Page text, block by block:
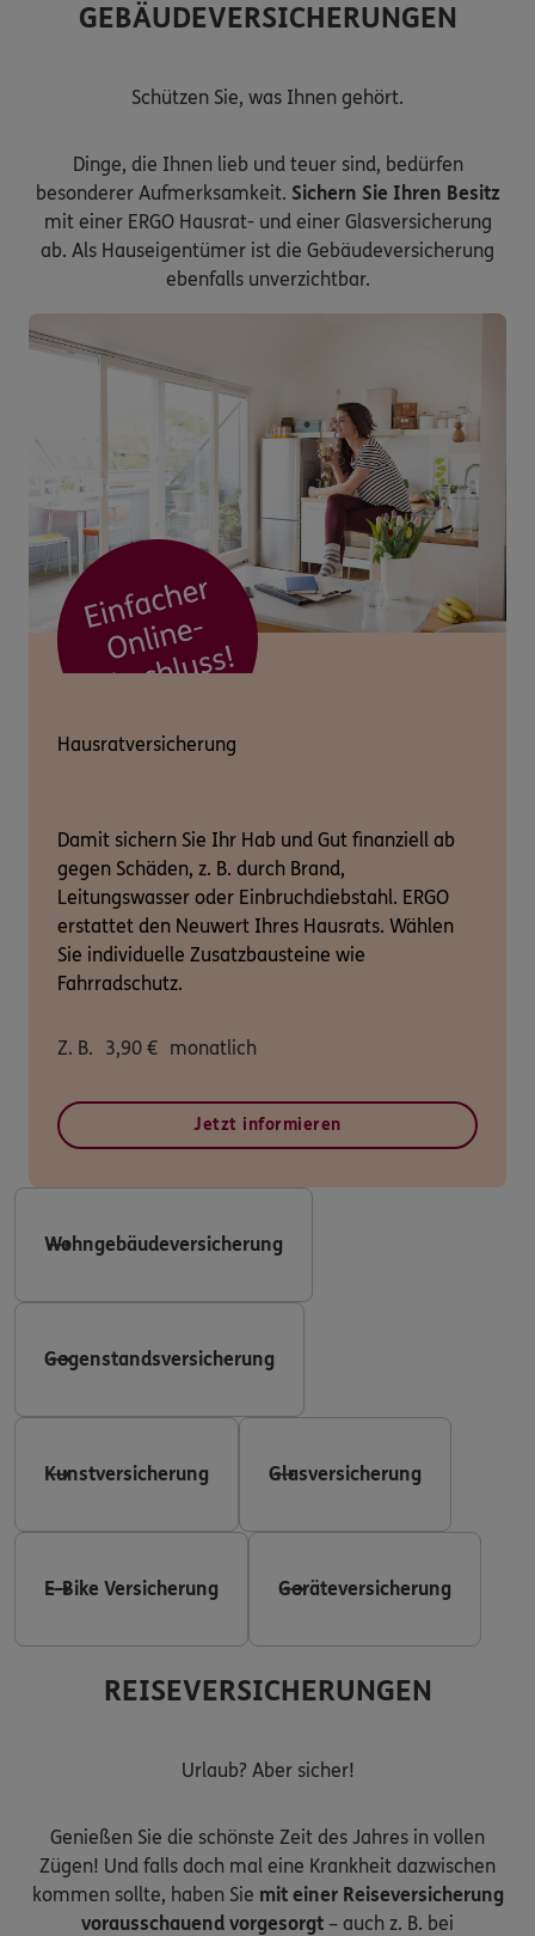
GEBÄUDEVERSICHERUNGEN
Schützen Sie, was Ihnen gehört.
Dinge, die Ihnen lieb und teuer sind, bedürfen
besonderer Aufmerksamkeit. Sichern Sie Ihren Besitz
mit einer ERGO Hausrat- und einer Glasversicherung
ab. Als Hauseigentümer ist die Gebäudeversicherung
ebenfalls unverzichtbar.
Hausratversicherung
Damit sichern Sie Ihr Hab und Gut finanziell ab
gegen Schäden, z. B. durch Brand,
Leitungswasser oder Einbruchdiebstahl. ERGO
erstattet den Neuwert Ihres Hausrats. Wählen
Sie individuelle Zusatzbausteine wie
Fahrradschutz.
Z. B. 3,90 € monatlich
Jetzt informieren
Wohngebäudeversicherung
Gegenstandsversicherung
Kunstversicherung Glasversicherung
E-Bike Versicherung Geräteversicherung
REISEVERSICHERUNGEN
Urlaub? Aber sicher!
Genießen Sie die schönste Zeit des Jahres in vollen
Zügen! Und falls doch mal eine Krankheit dazwischen
kommen sollte, haben Sie mit einer Reiseversicherung
vorausschauend vorgesorgt – auch z. B. bei